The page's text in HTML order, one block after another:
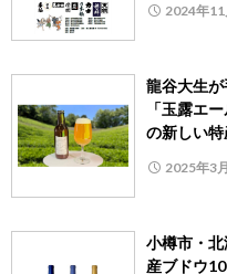
2024年11
龍谷大生
「玉露エ
の新しい特
2025年3
小樽市・
産ブドウ